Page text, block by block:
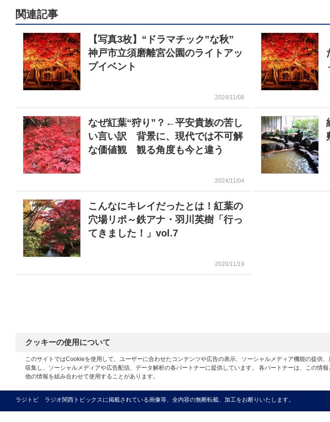
関連記事
【写真3枚】“ドラマチック”な秋”
神戸市立須磨離宮公園のライトアッ
プイベント
2024/11/08
なぜ紅葉“狩り”？←平安貴族の苦し
い言い訳 背景に、現代では不可解
な価値観 観る角度も今と違う
2024/11/04
こんなにキレイだったとは！紅葉の
穴場リポ～鉄アナ・羽川英樹「行っ
てきました！」vol.7
2020/11/19
クッキーの使用について
このサイトではCookieを使用して、ユーザーに合わせたコンテンツや広告の表示、ソーシャルメディア機能の提
収集し、ソーシャルメディアや広告配信、データ解析の各パートナーに提供しています。 各パートナーは、この
他の情報を組み合わせて使用することがあります。
ラジトピ ラジオ関西トピックスに掲載されている画像等、全内容の無断転載、加工をお断りいたします。